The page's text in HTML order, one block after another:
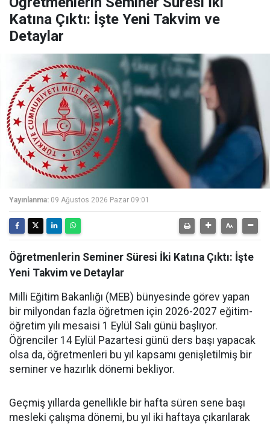
Katına Çıktı: İşte Yeni Takvim ve
Detaylar
Yayınlanma: 09 Ağustos 2026 Pazar 09:01
Öğretmenlerin Seminer Süresi İki Katına Çıktı: İşte
Yeni Takvim ve Detaylar
Milli Eğitim Bakanlığı (MEB) bünyesinde görev yapan
bir milyondan fazla öğretmen için 2026-2027 eğitim-
öğretim yılı mesaisi 1 Eylül Salı günü başlıyor.
Öğrenciler 14 Eylül Pazartesi günü ders başı yapacak
olsa da, öğretmenleri bu yıl kapsamı genişletilmiş bir
seminer ve hazırlık dönemi bekliyor.
Geçmiş yıllarda genellikle bir hafta süren sene başı
mesleki çalışma dönemi, bu yıl iki haftaya çıkarılarak